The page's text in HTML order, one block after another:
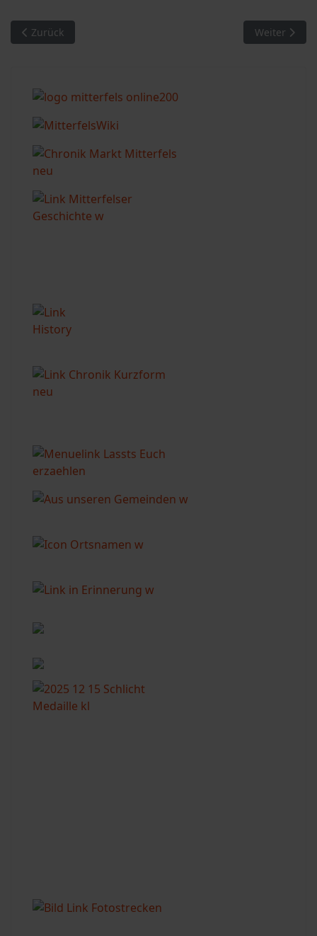
Vorheriger Beitrag: Mitterfels. Großzügige Spende an den
Zurück Nächster
Weiter